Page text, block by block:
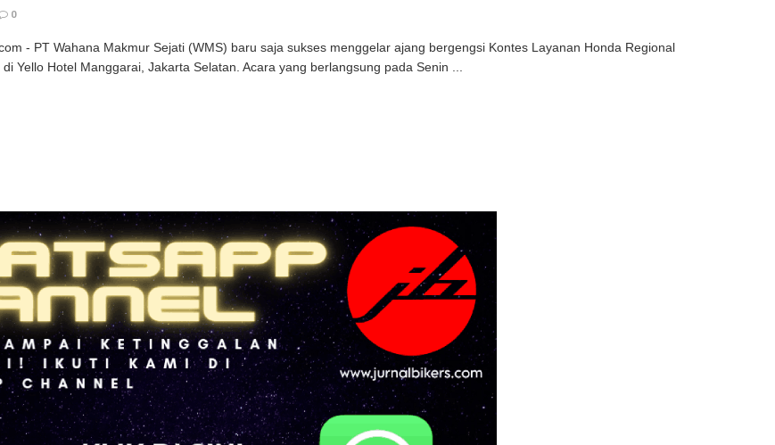
0
- PT Wahana Makmur Sejati (WMS) baru saja sukses menggelar ajang bergengsi Kontes Layanan Honda Regional
Yello Hotel Manggarai, Jakarta Selatan. Acara yang berlangsung pada Senin ...